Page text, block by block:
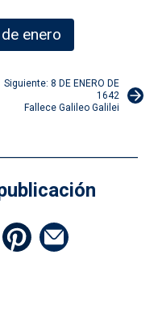
enero
Siguiente: 8 DE ENERO DE
1642
Fallece Galileo Galilei